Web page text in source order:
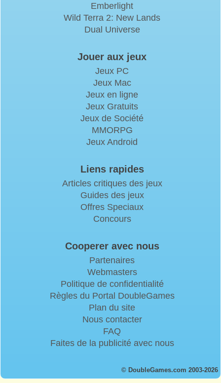
Emberlight
Wild Terra 2: New Lands
Dual Universe
Jouer aux jeux
Jeux PC
Jeux Mac
Jeux en ligne
Jeux Gratuits
Jeux de Société
MMORPG
Jeux Android
Liens rapides
Articles critiques des jeux
Guides des jeux
Offres Speciaux
Concours
Cooperer avec nous
Partenaires
Webmasters
Politique de confidentialité
Règles du Portal DoubleGames
Plan du site
Nous contacter
FAQ
Faites de la publicité avec nous
© DoubleGames.com 2003-2026